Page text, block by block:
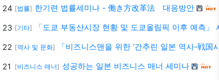
24 [법률] 한기련 법률세미나 - 働き方改革法 대응방안
23 [기타] 「도쿄 부동산시장 현황 및 도쿄올림픽 이후 예측」
22 [역사 및 문화] 「비즈니스맨을 위한 ‘간추린 일본 역사-戦国
21 [비즈니스 매너] 성공하는 일본 비즈니스 매너 세미나